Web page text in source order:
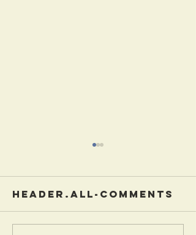
header.all-comments